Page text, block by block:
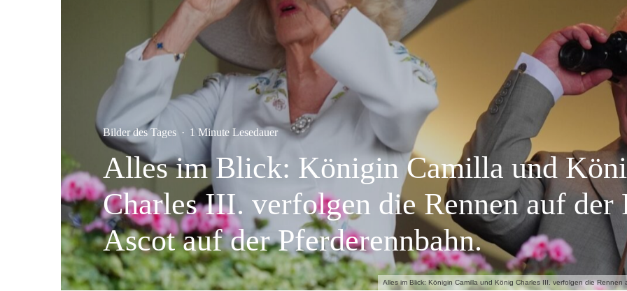
Alles im Blick: Königin Camilla und König Charles III. verfolgen die
Bilder des Tages · 1 Minute Lesedauer
Alles im Blick: Königin Camilla und
Charles III. verfolgen die Rennen auf der
Ascot auf der Pferderennbahn.